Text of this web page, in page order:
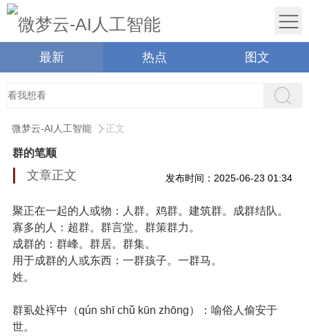
最新 热点 图文
微梦云-AI人工智能 正文
群的笔顺
文章正文 发布时间：2025-06-23 01:34
聚正在一起的人或物 ：人 群。鸡群。建筑群。成群结队。
寡多的人
：超群。 群言堂。 群策群力。
成群的 ： 群峰。 群居。 群集。
用于成群的人或东西：一群孩子。一群马。
姓。
群虱处裈中（qún shī chǔ kūn zhōng）：喻俗人偷安于
世。